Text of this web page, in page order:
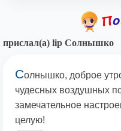
прислал(а) lip Солнышко
Солнышко, доброе
чудесных воздушных
замечательное
целую!